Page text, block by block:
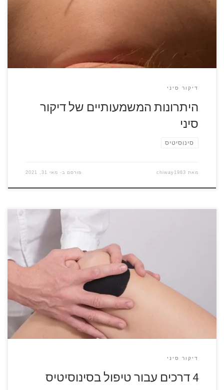
שיטות ריפוי שהוכיחו את עצמן לאורך מאות ואלפי שנים. תחילת
דיקור סיני
היתרונות המשמעותיים של דיקור
סיני
סינוסיטיס
מאת chiway1983 פורסם ב- מאי 31, 2021
אחרי מחלה או צינון ארוכים עלולה להתפתח דלקת בסינוסים. היא
גורמת לכאבי ראש, עייפות, ירידה בחוש הריח ועוד שלל תופעות.
מה עושים עם הסינוסים? מה תפקידם של הסינוסים בעצמות
הפנים ישנם ארבעה חללים שמתחברים לחלל האף. תפקידם של
הסינוסים הוא להוריד משקל מהגולגולת, לשמש מאין תיבת תהודה
לקול שלנו ולחמם […]
דיקור סיני
4 דרכים עבור טיפול בסינוסיטיס